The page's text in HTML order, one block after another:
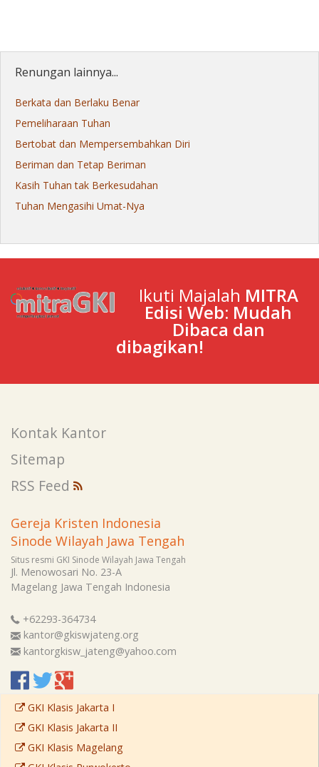
Renungan lainnya...
Berkata dan Berlaku Benar
Pemeliharaan Tuhan
Bertobat dan Mempersembahkan Diri
Beriman dan Tetap Beriman
Kasih Tuhan tak Berkesudahan
Tuhan Mengasihi Umat-Nya
Ikuti Majalah MITRA
Edisi Web: Mudah
Dibaca dan
dibagikan!
Kontak Kantor
Sitemap
RSS Feed
Gereja Kristen Indonesia
Sinode Wilayah Jawa Tengah
Situs resmi GKI Sinode Wilayah Jawa Tengah
Jl. Menowosari No. 23-A
Magelang Jawa Tengah Indonesia
+62293-364734
kantor@gkiswjateng.org
kantorgkisw_jateng@yahoo.com
GKI Klasis Jakarta I
GKI Klasis Jakarta II
GKI Klasis Magelang